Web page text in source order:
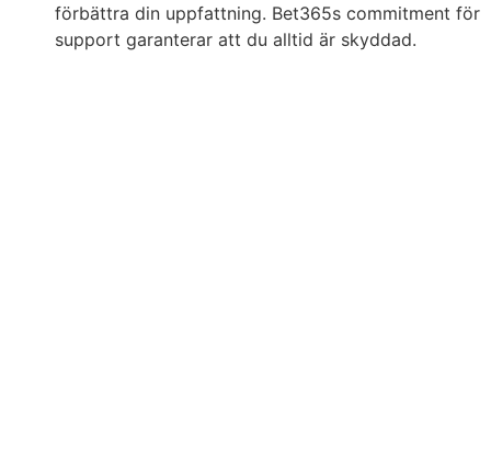
förbättra din uppfattning. Bet365s commitment för
support garanterar att du alltid är skyddad.